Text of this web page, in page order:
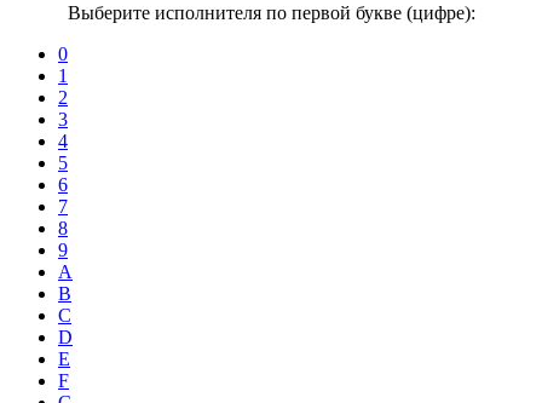
Выберите исполнителя по первой букве (цифре):
0
1
2
3
4
5
6
7
8
9
A
B
C
D
E
F